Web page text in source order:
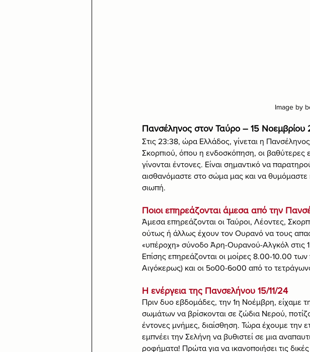
Image by
Πανσέληνος στον Ταύρο – 15 Νοεμβρίου
Στις 23:38, ώρα Ελλάδος, γίνεται η
Σκορπιού, όπου η ενδοσκόπηση, οι βαθύτερες
γίνονται έντονες. Είναι σημαντικό να
αισθανόμαστε στο σώμα μας και να θυμόμαστε
σιωπή.
Ποιοι επηρεάζονται άμεσα από την
Άμεσα επηρεάζονται οι Ταύροι, Λέοντες,
ούτως ή άλλως έχουν τον Ουρανό να τους
«υπέροχη» σύνοδο Άρη-Ουρανού-Αλγκόλ στις
Επίσης επηρεάζονται οι μοίρες 8.00-10.00
Αιγόκερως) και οι 5ο00-6ο00 από το
Η ενέργεια της Πανσελήνου 15/11/24
Πριν δυο εβδομάδες, την 1η Νοέμβρη, είχαμε
σωμάτων να βρίσκονται σε ζώδια Νερού,
έντονες μνήμες, διαίσθηση. Τώρα έχουμε την
εμπνέει την Σελήνη να βυθιστεί σε μια
ροφήματα! Πρώτα για να ικανοποιήσει τις